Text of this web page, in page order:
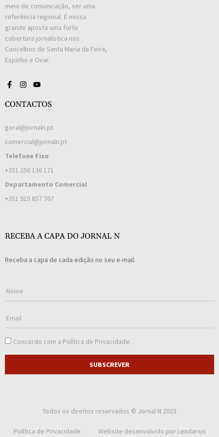
meio de comunicação, ser uma
referência regional. É nossa
grande aposta uma forte
cobertura jornalística nos
Concelhos de Santa Maria da Feira,
Espinho e Ovar.
CONTACTOS
geral@jornaln.pt
comercial@jornaln.pt
Telefone Fixo
+351 256 136 171
Departamento Comercial
+351 915 857 767
RECEBA A CAPA DO JORNAL N
Receba a capa de cada edição no seu e-mail.
Concordo com a Política de Privacidade.
SUBSCREVER
Todos os direitos reservados © Jornal N 2023
Política de Privacidade Website desenvolvido por Lendarius